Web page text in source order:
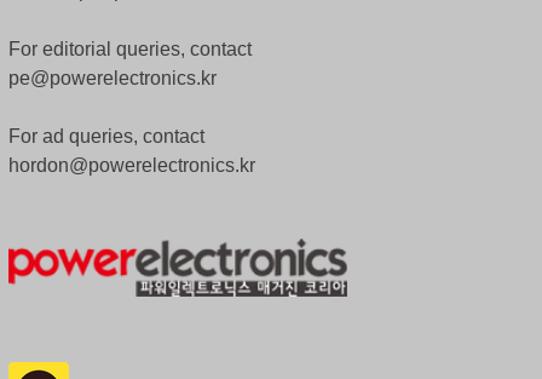
For editorial queries, contact
pe@powerelectronics.kr
For ad queries, contact
hordon@powerelectronics.kr